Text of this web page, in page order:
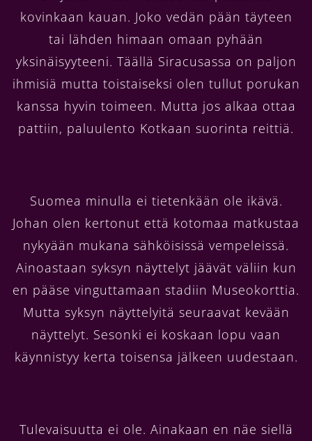
kovinkaan kauan. Joko vedän pään täyteen
tai lähden himaan omaan pyhään
yksinäisyyteeni. Täällä Siracusassa on paljon
ihmisiä mutta toistaiseksi olen tullut porukan
kanssa hyvin toimeen. Mutta jos alkaa ottaa
pattiin, paluulento Kotkaan suorinta reittiä.
Suomea minulla ei tietenkään ole ikävä.
Johan olen kertonut että kotomaa matkustaa
nykyään mukana sähköisissä vempeleissä.
Ainoastaan syksyn näyttelyt jäävät väliin kun
en pääse vinguttamaan stadiin Museokorttia.
Mutta syksyn näyttelyitä seuraavat kevään
näyttelyt. Sesonki ei koskaan lopu vaan
käynnistyy kerta toisensa jälkeen uudestaan.
Tulevaisuutta ei ole. Ainakaan en näe siellä